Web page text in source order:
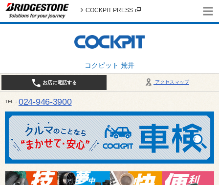
コクピット 荒井
COCKPIT PRESS
アクセスマップ
お店に電話する
TEL 024-946-3900
平日 9:30～19:00 日・祝日 9:30～18:00 / 定休日：毎週火曜日・繁忙期（4月・12月）を除
ご確認ください。